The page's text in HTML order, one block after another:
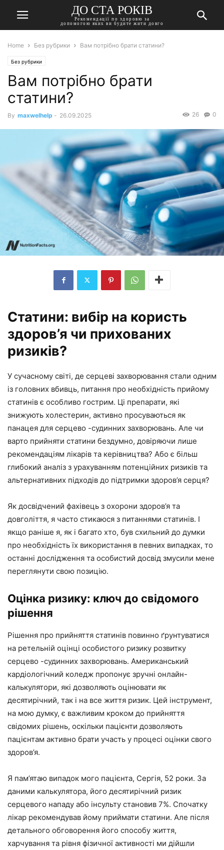
ДО СТА РОКІВ
Рекомендації по здоровю за
допомогою яких ви будите жити довго
Home Без рубрики Вам потрібно брати статини?
Без рубрики
Вам потрібно брати
статини?
By maxwelhelp - 26.09.2025 0
26
Статини: вибір на користь
здоров’я чи прихованих
ризиків?
У сучасному світі, де серцеві захворювання стали одним
із головних вбивць, питання про необхідність прийому
статинів є особливо гострим. Ці препарати, які
знижують холестерин, активно просуваються як
панацея для серцево -судинних захворювань. Але чи
варто прийняти статини бездумно, довіряючи лише
рекомендаціям лікарів та керівництва? Або є більш
глибокий аналіз з урахуванням потенційних ризиків та
альтернативних підходів до підтримки здоров’я серця?
Як досвідчений фахівець з охорони здоров’я та
довголіття, я часто стикаюся з питаннями статинів. І
якщо раніше я, як і багато хто, був схильний до думки
про необхідність їх використання в певних випадках, то
останні дослідження та особистий досвід змусили мене
переглянути свою позицію.
Оцінка ризику: ключ до свідомого
рішення
Рішення про прийняття статинів повинно ґрунтуватися
на ретельній оцінці особистого ризику розвитку
серцево -судинних захворювань. Американський
кардіологічний коледж пропонує зручні онлайн-
калькулятори, які дозволяють оцінювати як
десятирічний, так і на все життя ризик. Цей інструмент,
на мою думку, є важливим кроком до прийняття
свідомих рішень, оскільки пацієнти дозволяють
пацієнтам активно брати участь у процесі оцінки свого
здоров’я.
Я пам’ятаю випадок мого пацієнта, Сергія, 52 роки. За
даними калькулятора, його десятирічний ризик
серцевого нападу або інсульту становив 7%. Спочатку
лікар рекомендував йому приймати статини. Але після
детального обговорення його способу життя,
харчування та рівня фізичної активності ми дійшли